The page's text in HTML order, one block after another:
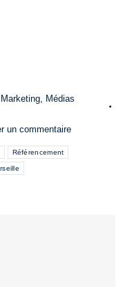
Marketing, Médias
un commentaire
Référencement